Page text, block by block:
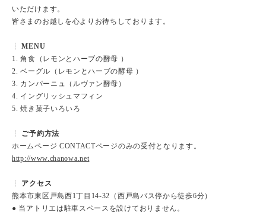
いただけます。
皆さまのお越しを心よりお待ちしております。
┆MENU
1. 角食（レモンとハーブの酵母 ）
2. ベーグル（レモンとハーブの酵母 ）
3. カンパーニュ（ルヴァン酵母）
4. イングリッシュマフィン
5. 焼き菓子いろいろ
┆ ご予約方法
ホームページ CONTACTページのみの受付となります。
http://www.chanowa.net
┆ アクセス
熊本市東区戸島西1丁目14-32（西戸島バス停から徒歩6分）
● 当アトリエは駐車スペースを設けておりません。